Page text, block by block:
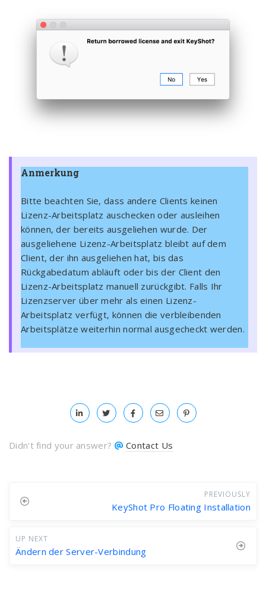
Anmerkung
Bitte beachten Sie, dass andere Clients keinen
Lizenz-Arbeitsplatz auschecken oder ausleihen
können, der bereits ausgeliehen wurde. Der
ausgeliehene Lizenz-Arbeitsplatz bleibt auf dem
Client, der ihn ausgeliehen hat, bis das
Rückgabedatum abläuft oder bis der Client den
Lizenz-Arbeitsplatz manuell zurückgibt. Falls Ihr
Lizenzserver über mehr als einen Lizenz-
Arbeitsplatz verfügt, können die verbleibenden
Arbeitsplätze weiterhin normal ausgecheckt werden.
Didn't find your answer? Contact Us
PREVIOUSLY
KeyShot Pro Floating Installation
UP NEXT
Ändern der Server-Verbindung